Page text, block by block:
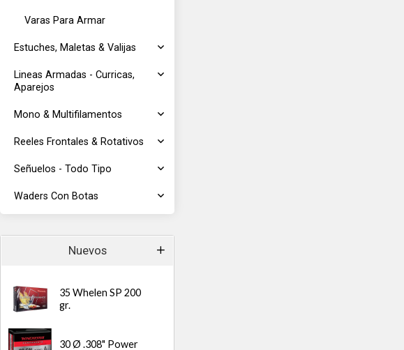
Varas Para Armar
Estuches, Maletas & Valijas
Lineas Armadas - Curricas,
Aparejos
Mono & Multifilamentos
Reeles Frontales & Rotativos
Señuelos - Todo Tipo
Waders Con Botas
Nuevos
35 Whelen SP 200
gr.
30 Ø .308" Power